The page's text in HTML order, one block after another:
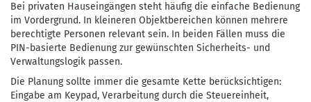
Bei privaten Hauseingängen steht häufig die einfache Bedienung
im Vordergrund. In kleineren Objektbereichen können mehrere
berechtigte Personen relevant sein. In beiden Fällen muss die
PIN-basierte Bedienung zur gewünschten Sicherheits- und
Verwaltungslogik passen.
Die Planung sollte immer die gesamte Kette berücksichtigen:
Eingabe am Keypad, Verarbeitung durch die Steuereinheit,